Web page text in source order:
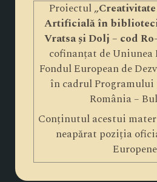
Proiectul „
Artificială în
Vratsa și Dolj – cod
cofinanțat de Uniunea
Fondul European de
în cadrul
România –
Conținutul acestui
neapărat poziția